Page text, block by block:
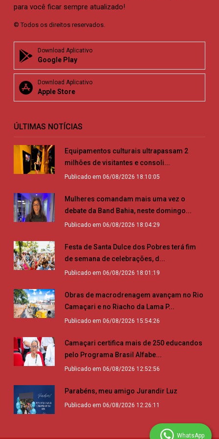
para você ficar sempre atualizado!
© Todos os direitos reservados.
Download Aplicativo
Google Play
Download Aplicativo
Apple Store
ÚLTIMAS NOTÍCIAS
Equipamentos culturais ultrapassam 2
milhões de visitantes e consoli...
Publicado em 06/08/2026 18:10:05
Mulheres comandam mais uma vez o
debate da Band Bahia, neste domingo...
Publicado em 06/08/2026 18:04:29
Festa de Santa Dulce dos Pobres terá fim
de semana de celebrações, d...
Publicado em 06/08/2026 18:01:19
Obras de macrodrenagem avançam no Rio
Camaçari e no Riacho da Lama P...
Publicado em 06/08/2026 15:54:26
Camaçari certifica mais de 250 educandos
pelo Programa Brasil Alfabe...
Publicado em 06/08/2026 12:52:56
Parabéns, meu amigo Jurandir Luz
Publicado em 06/08/2026 12:26:11
WhatsApp